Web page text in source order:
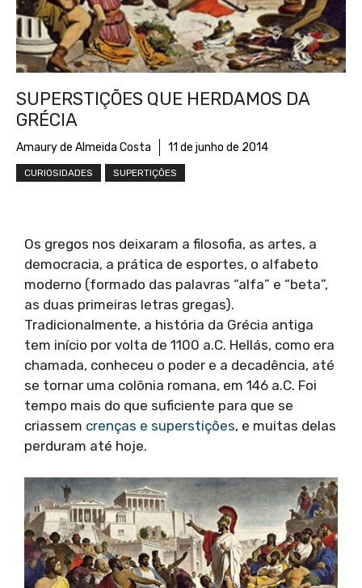
SUPERSTIÇÕES QUE HERDAMOS DA
GRÉCIA
Amaury de Almeida Costa 11 de junho de 2014
CURIOSIDADES SUPERTIÇÕES
Os gregos nos deixaram a filosofia, as artes, a
democracia, a prática de esportes, o alfabeto
moderno (formado das palavras “alfa” e “beta”,
as duas primeiras letras gregas).
Tradicionalmente, a história da Grécia antiga
tem início por volta de 1100 a.C. Hellás, como era
chamada, conheceu o poder e a decadência, até
se tornar uma colônia romana, em 146 a.C. Foi
tempo mais do que suficiente para que se
criassem crenças e superstições, e muitas delas
perduram até hoje.